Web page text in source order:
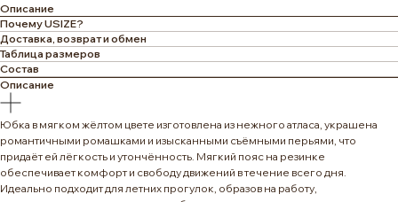
Описание
Почему USIZE?
Доставка, возврат и обмен
Таблица размеров
Состав
Описание
Юбка в мягком жёлтом цвете изготовлена из нежного атласа, украшена
романтичными ромашками и изысканными съёмными перьями, что
придаёт ей лёгкость и утончённость. Мягкий пояс на резинке
обеспечивает комфорт и свободу движений в течение всего дня.
Идеально подходит для летних прогулок, образов на работу,